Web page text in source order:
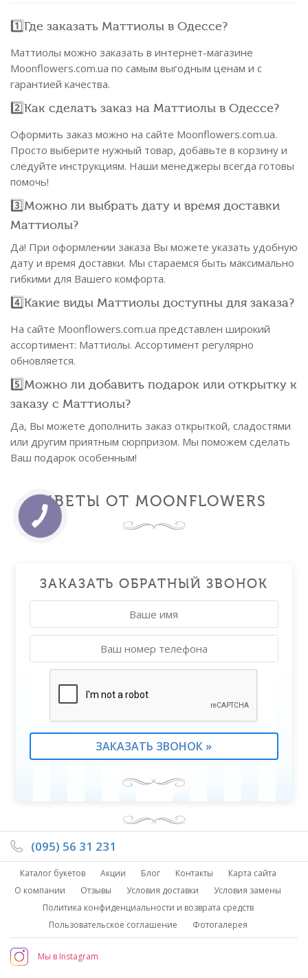
1️⃣Где заказать Маттиолы в Одессе?
Маттиолы можно заказать в интернет-магазине
Moonflowers.com.ua по самым выгодным ценам и с
гарантией качества.
2️⃣Как сделать заказ на Маттиолы в Одессе?
Оформить заказ можно на сайте Moonflowers.com.ua.
Просто выберите нужный товар, добавьте в корзину и
следуйте инструкциям. Наши менеджеры всегда готовы
помочь!
3️⃣Можно ли выбрать дату и время доставки
Маттиолы?
Да! При оформлении заказа Вы можете указать удобную
дату и время доставки. Мы стараемся быть максимально
гибкими для Вашего комфорта.
4️⃣Какие виды Маттиолы доступны для заказа?
На сайте Moonflowers.com.ua представлен широкий
ассортимент: Маттиолы. Ассортимент регулярно
обновляется.
5️⃣Можно ли добавить подарок или открытку к
заказу с Маттиолы?
Да, Вы можете дополнить заказ открыткой, сладостями
или другим приятным сюрпризом. Мы поможем сделать
Ваш подарок особенным!
ЦВЕТЫ ОТ MOONFLOWERS
ЗАКАЗАТЬ ОБРАТНЫЙ ЗВОНОК
(095) 56 31 231
Каталог букетов Акции Блог Контакты
Карта сайта
О компании
Отзывы Условия доставки
Условия замены
Политика конфиденциальности и возврата средств
Пользовательское соглашение
Фотогалерея
Мы в Instagram